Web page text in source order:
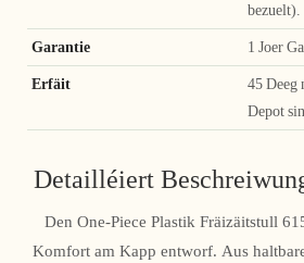
bezuelt).
Garantie 1 Joer
Erfäit
45 Deeg
Depot
Detailléiert
Den One-Piece Plastik Fräizäitstull
Komfort am Kapp entworf. Aus